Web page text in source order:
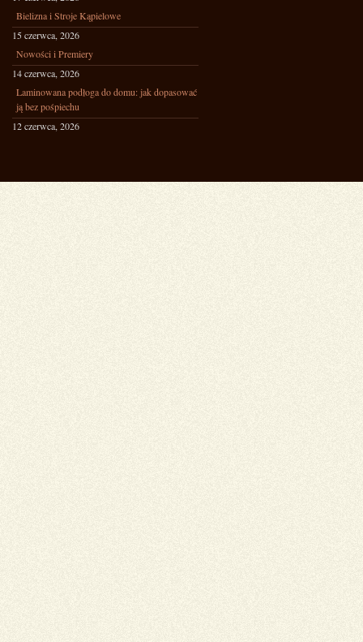
Bielizna i Stroje Kąpielowe
15 czerwca, 2026
Nowości i Premiery
14 czerwca, 2026
Laminowana podłoga do domu: jak dopasować
ją bez pośpiechu
12 czerwca, 2026